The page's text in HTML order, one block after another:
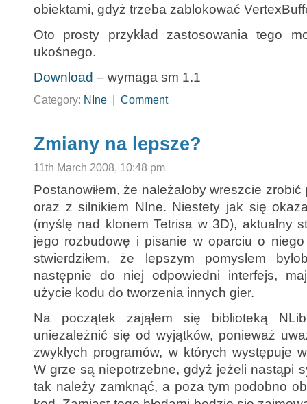
obiektami, gdyż trzeba zablokować
Oto prosty przykład zastosowania tego
ukośnego.
Download – wymaga sm 1.1
Category: NIne Comment
Zmiany na lepsze?
11th March 2008, 10:48 pm
Postanowiłem, że należałoby wreszcie
oraz z silnikiem NIne. Niestety jak się
(myślę nad klonem Tetrisa w 3D), aktualny
jego rozbudowę i pisanie w oparciu o
stwierdziłem, że lepszym pomysłem
następnie do niej odpowiedni interfejs,
użycie kodu do tworzenia innych gier.
Na początek zająłem się biblioteką
uniezależnić się od wyjątków, ponieważ
zwykłych programów, w których występuje
W grze są niepotrzebne, gdyż jeżeli nastąpi
tak należy zamknąć, a poza tym podobno